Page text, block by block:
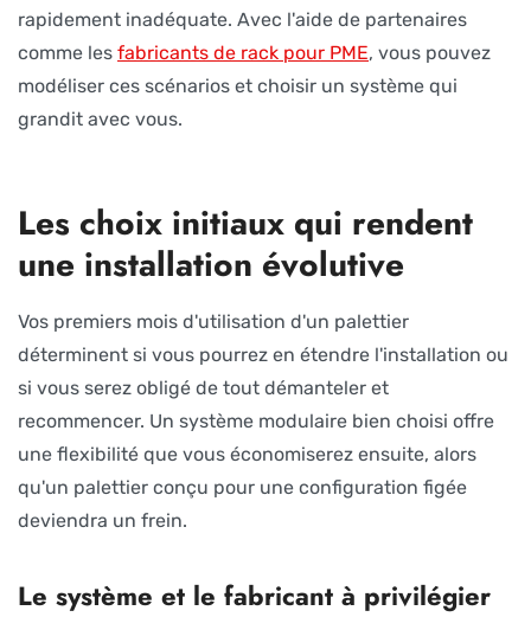
rapidement inadéquate. Avec l'aide de partenaires
comme les fabricants de rack pour PME, vous pouvez
modéliser ces scénarios et choisir un système qui
grandit avec vous.
Les choix initiaux qui rendent
une installation évolutive
Vos premiers mois d'utilisation d'un palettier
déterminent si vous pourrez en étendre l'installation ou
si vous serez obligé de tout démanteler et
recommencer. Un système modulaire bien choisi offre
une flexibilité que vous économiserez ensuite, alors
qu'un palettier conçu pour une configuration figée
deviendra un frein.
Le système et le fabricant à privilégier